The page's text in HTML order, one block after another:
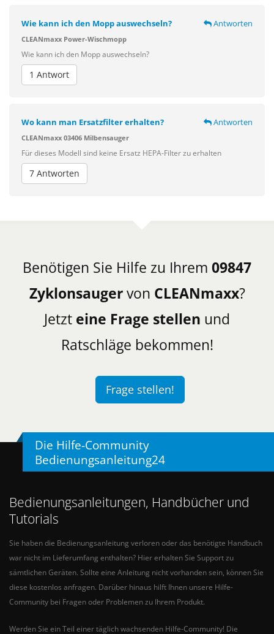
Wie kann ich den Mopp auswechseln? Antworten
CLEANmaxx Power-Wischmopp
Wie kann ich den Mopp auswechseln?
1 Antwort
Wo kann man Ersatzfilter erhalten? Antworten
CLEANmaxx 03406 Milbensauger
Für dieses Modell sind keine Ersatz HEPA-Filter zu erhalten
7 Antworten
Benötigen Sie Hilfe zu Ihrem 09847
Zyklonsaugervon CLEANmaxx?
Jetzt eine Frage stellen und
Ratschläge bekommen!
Frage stellen!
Die Hilfe-Community
Bedienungsanleitung24
Bedienungsanleitungen, Handbücher und
Tutorials
Sie haben die Bedienungsanleitung verloren oder das benötigte Handbuch
war nicht im Lieferumfang enthalten? Hier erhalten Sie Support zu
sämtlichen Geräten. Sollte eine Anleitung nicht vorhanden sein, können Sie
diese kostenlos anfragen. Darüber hinaus hilft Ihnen unsere Hilfe-
Community bei Fragen oder Problemen zu Ihrem Produkt.
Werden Sie ein Teil einer täglich wachsenden Hilfe-Community! Die